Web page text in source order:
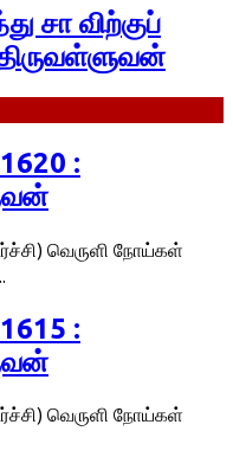
சா விற்குப்
:
வெருளி நோய்கள்
:
வெருளி நோய்கள்